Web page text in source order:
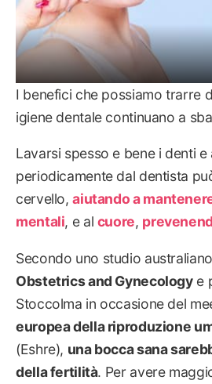
I benefici che possiamo trarre
igiene dentale continuano a
Lavarsi spesso e bene i denti e
periodicamente dal dentista
cervello,aiutando a
mentali, e al cuore,
Secondo uno studio
Obstetrics and Gynecologye
Stoccolma in occasione del
europea della riproduzione
(Eshre), una bocca sana
della fertilità. Per avere